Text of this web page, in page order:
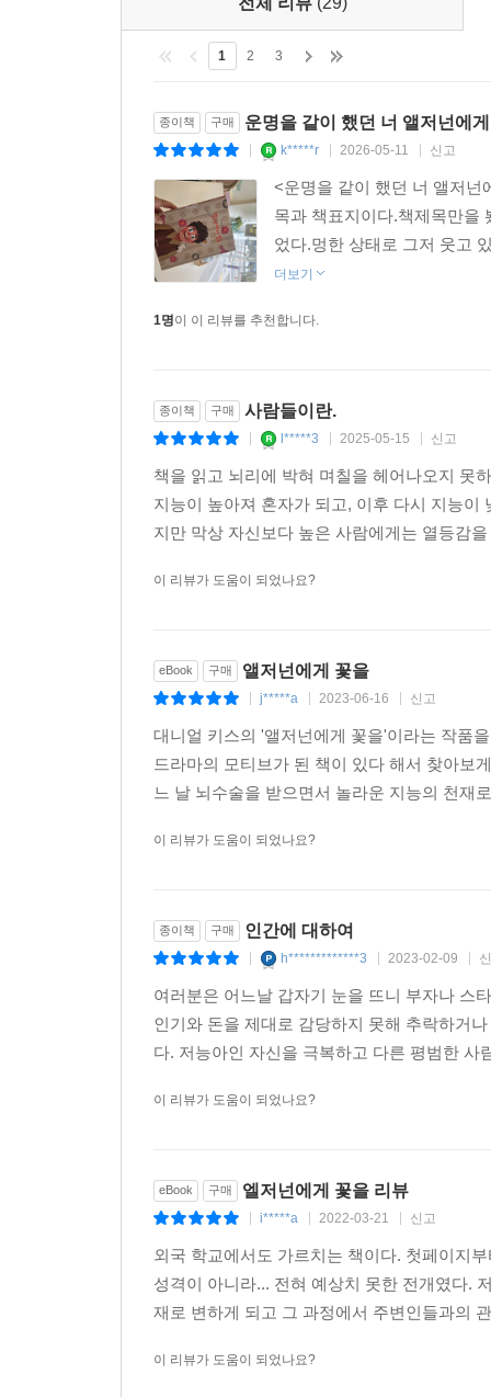
1 2 3
종이책 구매 운명을 같이 했던 너 앨저넌에
k*****r 2026-05-11 신고
<운명을 같이 했던 너 앨저넌
목과 책표지이다.책제목만을
었다.멍한 상태로 그저 웃고
더보기
1명이 이 리뷰를 추천합니다.
종이책 구매 사람들이란.
l*****3 2025-05-15 신고
책을 읽고 뇌리에 박혀 며칠을 헤어나오지 못
지능이 높아져 혼자가 되고, 이후 다시 지능
지만 막상 자신보다 높은 사람에게는 열등감
이 리뷰가 도움이 되었나요?
eBook 구매 앨저넌에게 꽃을
j*****a 2023-06-16 신고
대니얼 키스의 '앨저넌에게 꽃을'이라는 작품
드라마의 모티브가 된 책이 있다 해서 찾아보
느 날 뇌수술을 받으면서 놀라운 지능의 천재
이 리뷰가 도움이 되었나요?
종이책 구매 인간에 대하여
h*************3 2023-02-09
여러분은 어느날 갑자기 눈을 뜨니 부자나 스
인기와 돈을 제대로 감당하지 못해 추락하거
다. 저능아인 자신을 극복하고 다른 평범한
이 리뷰가 도움이 되었나요?
eBook 구매 엘저넌에게 꽃을 리뷰
i*****a 2022-03-21 신고
외국 학교에서도 가르치는 책이다. 첫페이지
성격이 아니라... 전혀 예상치 못한 전개였다.
재로 변하게 되고 그 과정에서 주변인들과의
이 리뷰가 도움이 되었나요?